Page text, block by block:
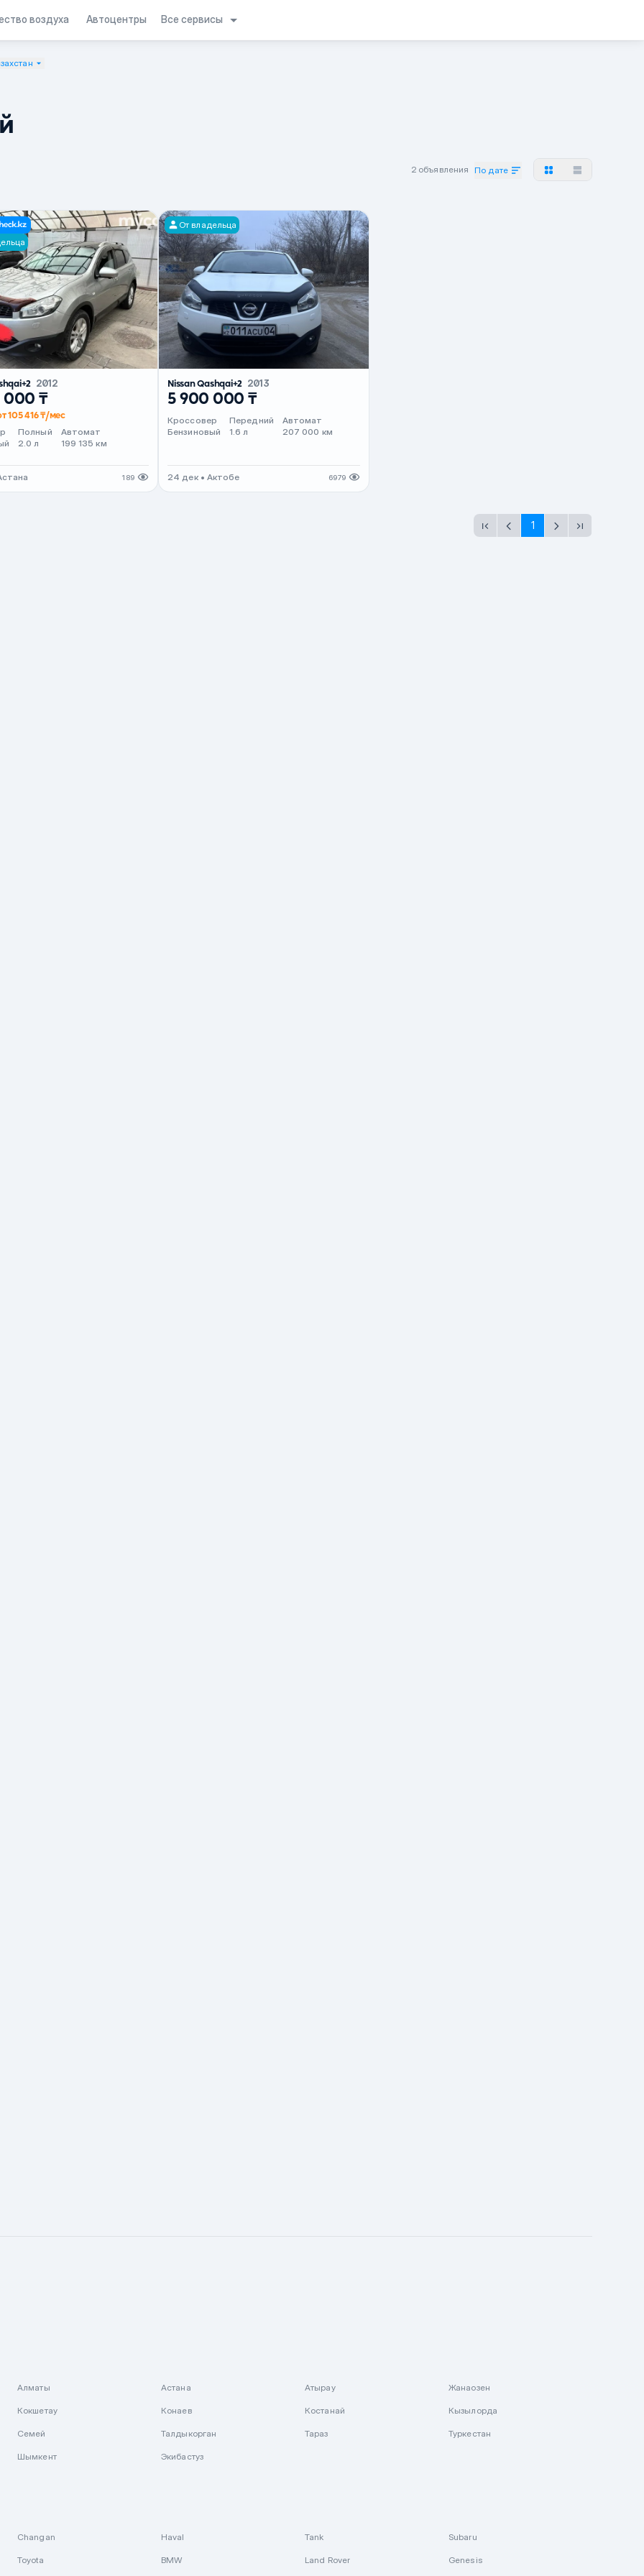
воздуха Автоцентры Все сервисы
2 объявления По дате
2012
000 ₸
105 416 ₸/мес
Полный
2.0 л
Автомат
199 135 км
189
От владельца
Nissan Qashqai+2 2013
5 900 000 ₸
Кроссовер
Бензиновый
Передний
1.6 л
Автомат
207 000 км
24 дек • Актобе 6979
1
Алматы Астана Атырау Жанаозен
Кокшетау Конаев Костанай Кызылорда
Семей Талдыкорган Тараз Туркестан
Шымкент Экибастуз
Changan Haval Tank Subaru
Toyota BMW Land Rover Genesis